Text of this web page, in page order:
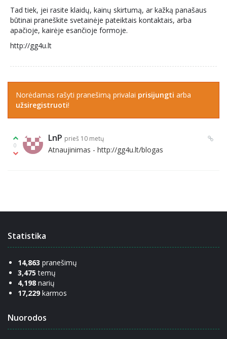
Tad tiek, jei rasite klaidų, kainų skirtumą, ar kažką panašaus
būtinai praneškite svetainėje pateiktais kontaktais, arba
apačioje, kairėje esančioje formoje.
http://gg4u.lt
Norėdamas rašyti pranešimą privalai prisijungti arba
užsiregistruoti!
0
LnP prieš 10 metų
Atnaujinimas - http://gg4u.lt/blogas
Statistika
14,863 pranešimų
3,475 temų
4,198 narių
17,229 karmos
Nuorodos